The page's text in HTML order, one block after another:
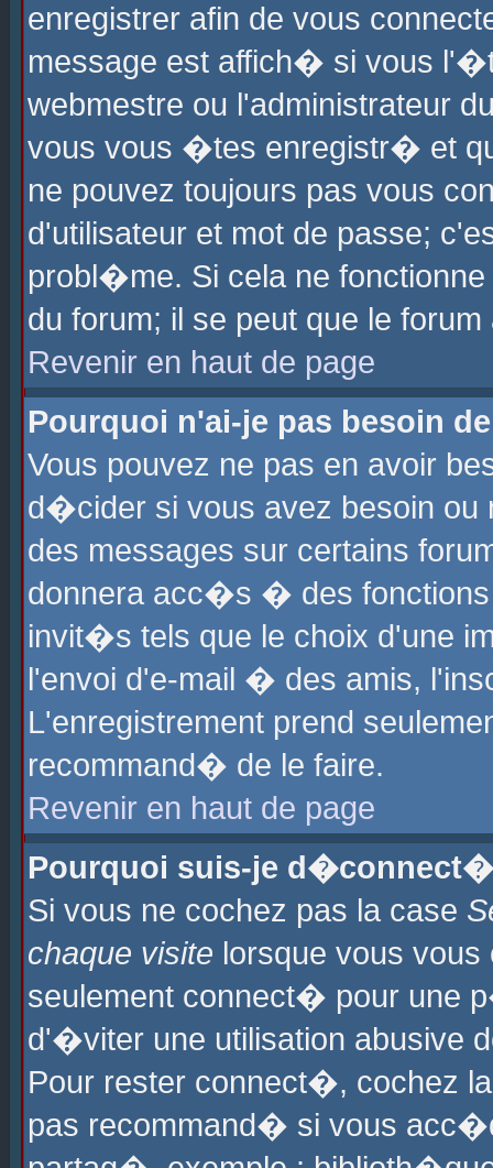
enregistrer afin de vous
message est affich� si vous
webmestre ou l'administrateur
vous vous �tes enregistr� et
ne pouvez toujours pas vous
d'utilisateur et mot de passe;
probl�me. Si cela ne
du forum; il se peut que le
Revenir en haut de page
Pourquoi n'ai-je pas besoin
Vous pouvez ne pas en avoir
d�cider si vous avez besoin ou
des messages sur certains
donnera acc�s � des fonctions
invit�s tels que le choix d'une
l'envoi d'e-mail � des amis,
L'enregistrement prend
recommand� de le faire.
Revenir en haut de page
Pourquoi suis-je
Si vous ne cochez pas la case
chaque visite lorsque vous
seulement connect� pour une
d'�viter une utilisation abusive
Pour rester connect�, cochez
pas recommand� si vous